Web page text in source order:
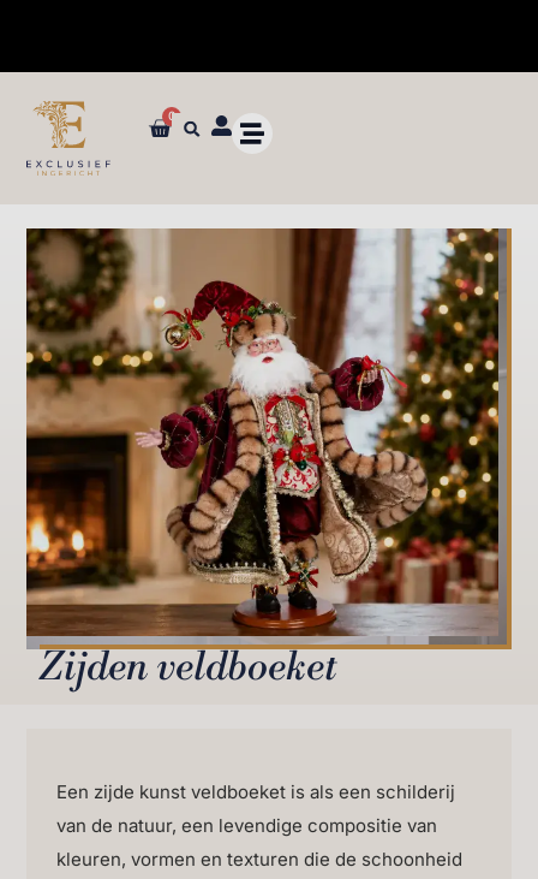
✓ Dé specialist in zijden bloemen en planten van ultieme kwaliteit
0
Zijden veldboeket
Een zijde kunst veldboeket is als een schilderij
van de natuur, een levendige compositie van
kleuren, vormen en texturen die de schoonheid